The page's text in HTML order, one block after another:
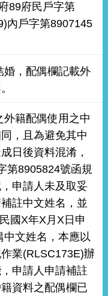
89府民戶字第
內戶字第8907145
婚，配偶欄記載外
外籍配偶使用之中
，且為避免其中
日後資料混淆，
第8905824號函規
申請人未及取妥
註中文姓名，並
國X年X月X日申
文姓名，本應以
業(RLSC173E)辦
申請人申請補註
資料之配偶欄已